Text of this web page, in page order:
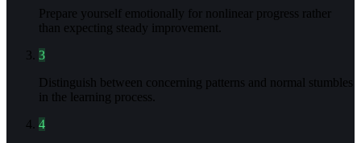
Prepare yourself emotionally for nonlinear progress rather
than expecting steady improvement.
3
Distinguish between concerning patterns and normal stumbles
in the learning process.
4